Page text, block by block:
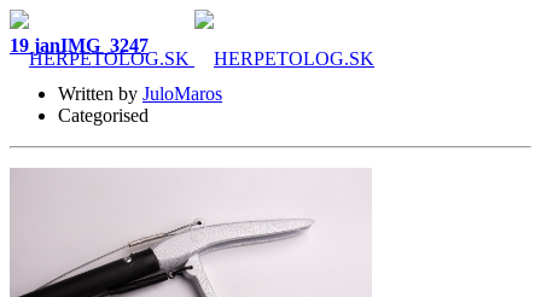
Služby
19 janIMG_3247
Written by JuloMaros
Categorised